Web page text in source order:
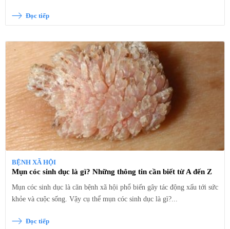
Đọc tiếp
BỆNH XÃ HỘI
Mụn cóc sinh dục là gì? Những thông tin cần biết từ A đến Z
Mụn cóc sinh dục là căn bệnh xã hội phổ biến gây tác động xấu tới sức
khỏe và cuộc sống. Vậy cụ thể mụn cóc sinh dục là gì?...
Đọc tiếp